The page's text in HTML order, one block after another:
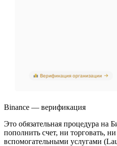
Binance — верификация
Это обязательная процедура на
пополнить счет, ни торговать,
вспомогательными услугами